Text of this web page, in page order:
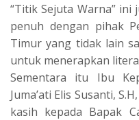
“Titik Sejuta Warna” ini
penuh dengan pihak
Timur yang tidak lain
untuk menerapkan
Sementara itu Ibu
Juma’ati Elis Susanti,
kasih kepada Bapak